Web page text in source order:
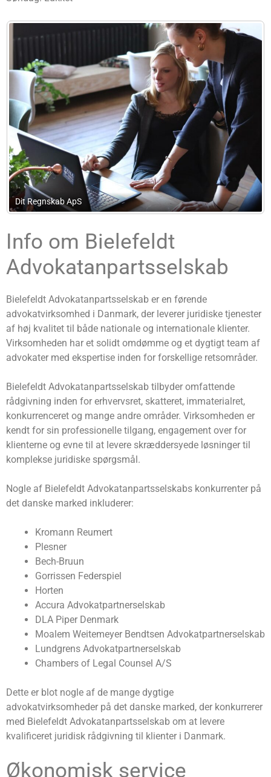
Menageriet I/S
Info om Bielefeldt
Advokatanpartsselskab
Bielefeldt Advokatanpartsselskab er en førende
advokatvirksomhed i Danmark, der leverer juridiske tjenester
af høj kvalitet til både nationale og internationale klienter.
Virksomheden har et solidt omdømme og et dygtigt team af
advokater med ekspertise inden for forskellige retsområder.
Bielefeldt Advokatanpartsselskab tilbyder omfattende
rådgivning inden for erhvervsret, skatteret, immaterialret,
konkurrenceret og mange andre områder. Virksomheden er
kendt for sin professionelle tilgang, engagement over for
klienterne og evne til at levere skræddersyede løsninger til
komplekse juridiske spørgsmål.
Nogle af Bielefeldt Advokatanpartsselskabs konkurrenter på
det danske marked inkluderer:
Kromann Reumert
Plesner
Bech-Bruun
Gorrissen Federspiel
Horten
Accura Advokatpartnerselskab
DLA Piper Denmark
Moalem Weitemeyer Bendtsen Advokatpartnerselskab
Lundgrens Advokatpartnerselskab
Chambers of Legal Counsel A/S
Dette er blot nogle af de mange dygtige
advokatvirksomheder på det danske marked, der konkurrerer
med Bielefeldt Advokatanpartsselskab om at levere
kvalificeret juridisk rådgivning til klienter i Danmark.
Økonomisk service